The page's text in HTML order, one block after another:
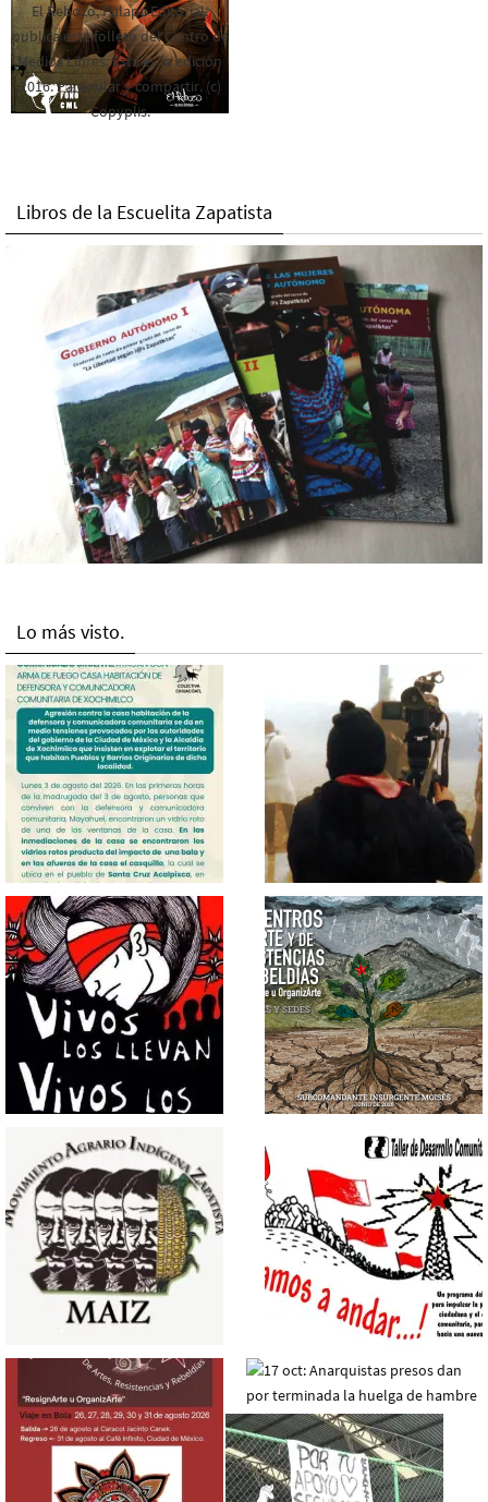
El Rebozo, Palapa Editorial,
publica este folleto del Centro de
Medios Libres. Esta es la edición
2016. Para rolar y compartir. (c)
Copyplis.
Libros de la Escuelita Zapatista
Lo más visto.